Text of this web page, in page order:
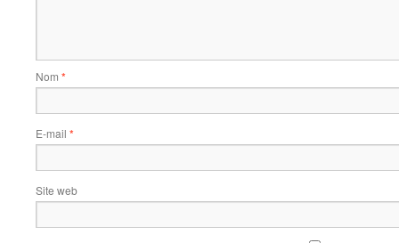
Nom *
E-mail *
Site web